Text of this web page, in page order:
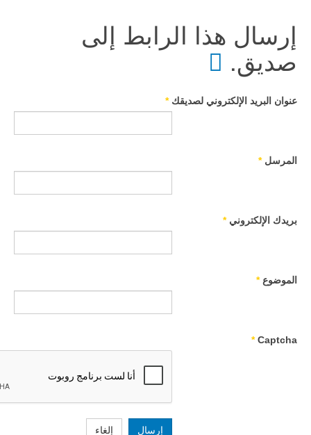
إرسال هذا الرابط إلى
صديق.
عنوان البريد الإلكتروني لصديقك *
المرسل *
بريدك الإلكتروني *
الموضوع *
Captcha
*
إرسال إلغاء